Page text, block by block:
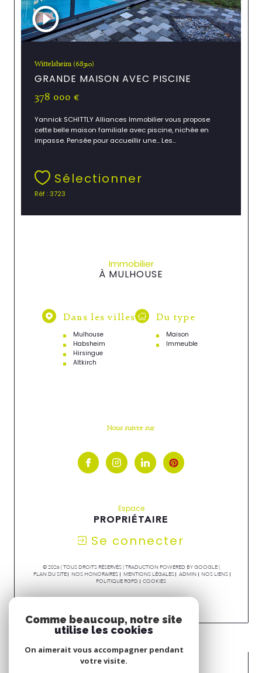
Wittelsheim (68310)
GRANDE MAISON AVEC PISCINE
378 000 €
Yannick SCHITTLY Alliances Immobilier vous propose
cette belle maison familiale avec piscine, nichée en
impasse. Pensée pour accueillir une... Les...
Sélectionner
Réf : 3723
Immobilier
À MULHOUSE
Dans les villes
Mulhouse
Habsheim
Hirsingue
Altkirch
Du type
Maison
Immeuble
Nous suivre sur
Espace
PROPRIÉTAIRE
Se connecter
© 2026 | TOUS DROITS RÉSERVÉS | TRADUCTION POWERED BY GOOGLE |
PLAN DU SITE
NOS HONORAIRES MENTIONS LÉGALES ADMIN
NOS LIENS
POLITIQUE RGPD
COOKIES
Comme beaucoup, notre site
utilise les cookies
On aimerait vous accompagner pendant
votre visite.